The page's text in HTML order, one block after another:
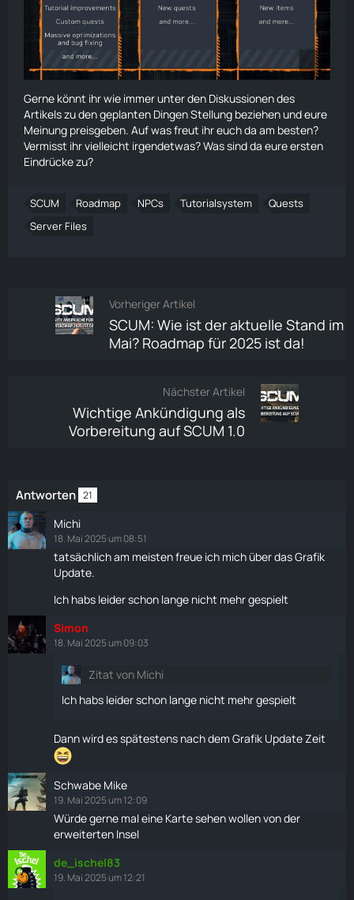
Gerne könnt ihr wie immer unter den Diskussionen des
Artikels zu den geplanten Dingen Stellung beziehen und eure
Meinung preisgeben. Auf was freut ihr euch da am besten?
Vermisst ihr vielleicht irgendetwas? Was sind da eure ersten
Eindrücke zu?
SCUM Roadmap NPCs Tutorialsystem
Quests
Server Files
Vorheriger Artikel
SCUM: Wie ist der aktuelle Stand im
Mai? Roadmap für 2025 ist da!
Nächster Artikel
Wichtige Ankündigung als
Vorbereitung auf SCUM 1.0
Antworten 21
Michi
18. Mai 2025 um 08:51
tatsächlich am meisten freue ich mich über das Grafik
Update.
Ich habs leider schon lange nicht mehr gespielt
Simon
18. Mai 2025 um 09:03
Zitat von Michi
Ich habs leider schon lange nicht mehr gespielt
Dann wird es spätestens nach dem Grafik Update Zeit
Schwabe Mike
19. Mai 2025 um 12:09
Würde gerne mal eine Kartesehen wollen von der
erweiterten Insel
de_ischel83
19. Mai 2025 um 12:21